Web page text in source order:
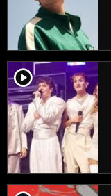
player2